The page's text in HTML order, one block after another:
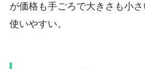
が価格も手ごろで大きさも小
使いやすい。